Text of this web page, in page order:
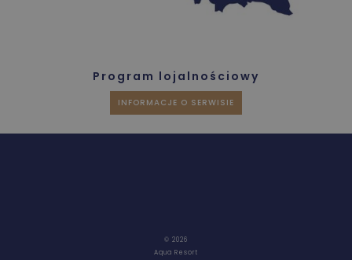
Program lojalnościowy
INFORMACJE O SERWISIE
© 2026
Aqua Resort